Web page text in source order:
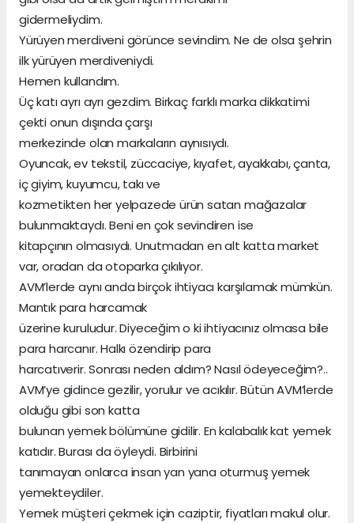
gidermeliydim.
Yürüyen merdiveni görünce sevindim. Ne de olsa şehrin
ilk yürüyen merdiveniydi.
Hemen kullandım.
Üç katı ayrı ayrı gezdim. Birkaç farklı marka dikkatimi
çekti onun dışında çarşı
merkezinde olan markaların aynısıydı.
Oyuncak, ev tekstil, züccaciye, kıyafet, ayakkabı, çanta,
iç giyim, kuyumcu, takı ve
kozmetikten her yelpazede ürün satan mağazalar
bulunmaktaydı. Beni en çok sevindiren ise
kitapçının olmasıydı. Unutmadan en alt katta market
var, oradan da otoparka çıkılıyor.
AVM’lerde aynı anda birçok ihtiyacı karşılamak mümkün.
Mantık para harcamak
üzerine kuruludur. Diyeceğim o ki ihtiyacınız olmasa bile
para harcanır. Halkı özendirip para
harcatıverir. Sonrası neden aldım? Nasıl ödeyeceğim?..
AVM’ye gidince gezilir, yorulur ve acıkılır. Bütün AVM’lerde
olduğu gibi son katta
bulunan yemek bölümüne gidilir. En kalabalık kat yemek
katıdır. Burası da öyleydi. Birbirini
tanımayan onlarca insan yan yana oturmuş yemek
yemekteydiler.
Yemek müşteri çekmek için caziptir, fiyatları makul olur.